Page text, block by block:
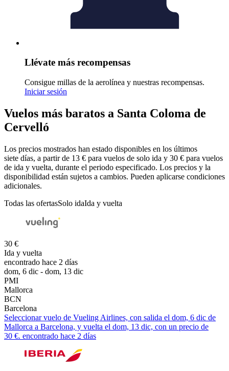
Llévate más recompensas
Consigue millas de la aerolínea y nuestras recompensas.
Iniciar sesión
Vuelos más baratos a Santa Coloma de
Cervelló
Los precios mostrados han estado disponibles en los últimos
siete días, a partir de 13 € para vuelos de solo ida y 30 € para vuelos
de ida y vuelta, durante el periodo especificado. Los precios y la
disponibilidad están sujetos a cambios. Pueden aplicarse condiciones
adicionales.
Todas las ofertasSolo idaIda y vuelta
30 €
Ida y vuelta
encontrado hace 2 días
dom, 6 dic - dom, 13 dic
PMI
Mallorca
BCN
Barcelona
Seleccionar vuelo de Vueling Airlines, con salida el dom, 6 dic de
Mallorca a Barcelona, y vuelta el dom, 13 dic, con un precio de
30 €. encontrado hace 2 días